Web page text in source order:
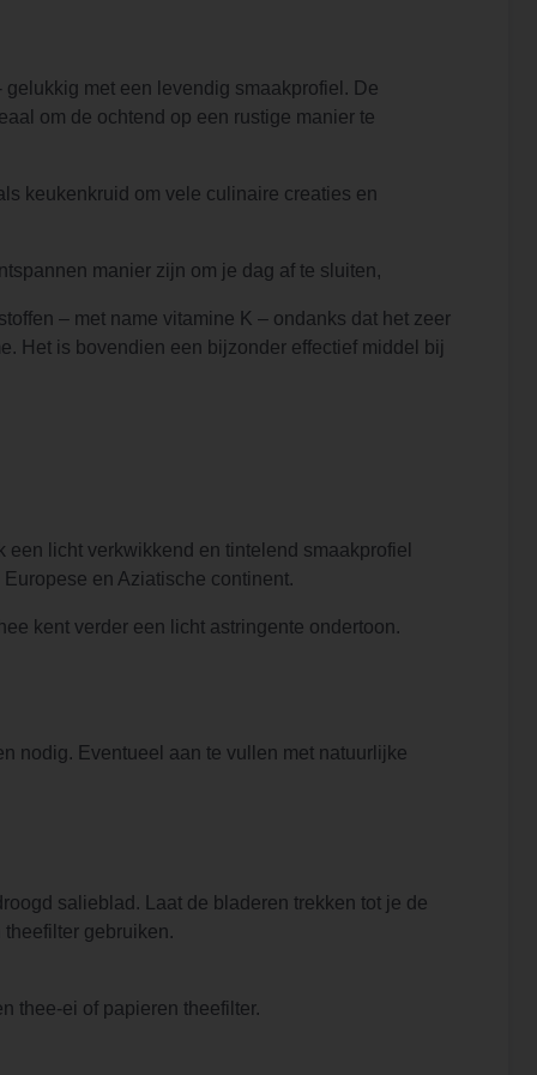
met een levendig smaakprofiel. De
om de ochtend op een rustige manier te
keukenkruid om vele culinaire creaties en
manier zijn om je dag af te sluiten,
– met name vitamine K – ondanks dat het zeer
Het is bovendien een bijzonder effectief middel bij
licht verkwikkend en tintelend smaakprofiel
en Aziatische continent.
kent verder een licht astringente ondertoon.
nodig. Eventueel aan te vullen met natuurlijke
salieblad. Laat de bladeren trekken tot je de
gebruiken.
thee-ei of papieren theefilter.